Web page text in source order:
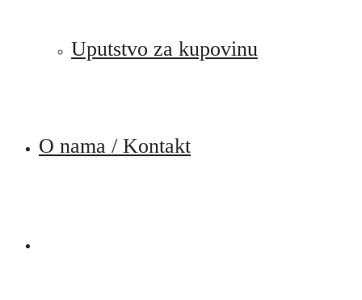
Uputstvo za kupovinu
O nama / Kontakt